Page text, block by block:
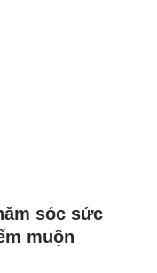
sóc sức
muộn